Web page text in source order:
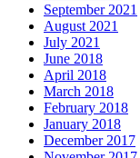
September 2021
August 2021
July 2021
June 2018
April 2018
March 2018
February 2018
January 2018
December 2017